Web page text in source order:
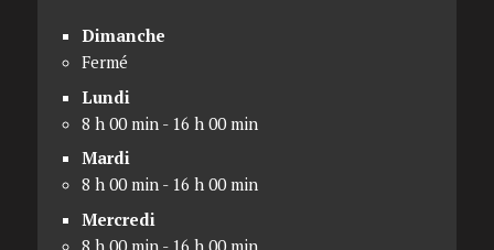
Dimanche
Fermé
Lundi
8 h 00 min - 16 h 00 min
Mardi
8 h 00 min - 16 h 00 min
Mercredi
8 h 00 min - 16 h 00 min